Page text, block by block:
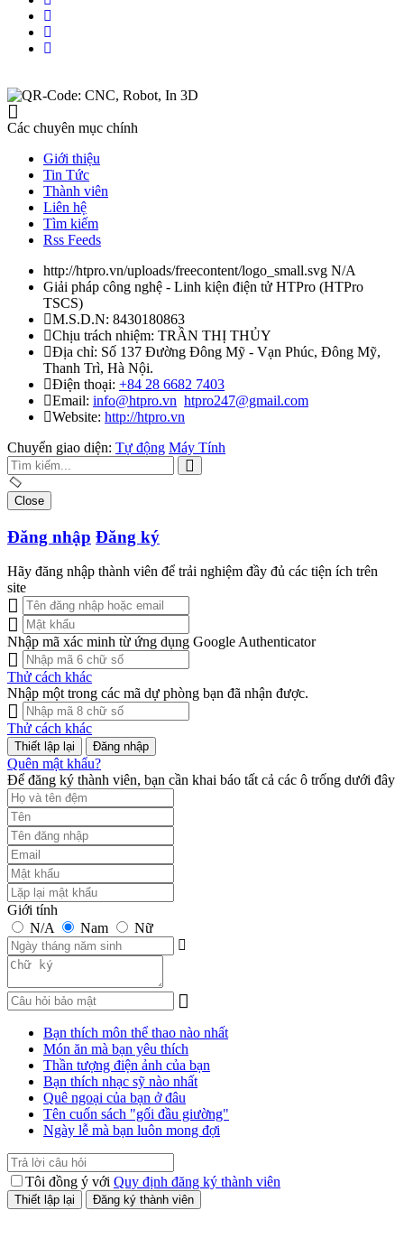
Các chuyên mục chính
Giới thiệu
Tin Tức
Thành viên
Liên hệ
Tìm kiếm
Rss Feeds
http://htpro.vn/uploads/freecontent/logo_small.svg N/A
Giải pháp công nghệ - Linh kiện điện tử HTPro (HTPro
TSCS)
M.S.D.N: 8430180863
Chịu trách nhiệm: TRẦN THỊ THỦY
Địa chỉ: Số 137 Đường Đông Mỹ - Vạn Phúc, Đông Mỹ,
Thanh Trì, Hà Nội.
Điện thoại: +84 28 6682 7403
Email: info@htpro.vn htpro247@gmail.com
Website: http://htpro.vn
Chuyển giao diện: Tự động Máy Tính
Close
Đăng nhập Đăng ký
Hãy đăng nhập thành viên để trải nghiệm đầy đủ các tiện ích trên
site
Nhập mã xác minh từ ứng dụng Google Authenticator
Thử cách khác
Nhập một trong các mã dự phòng bạn đã nhận được.
Thử cách khác
Đăng nhập
Quên mật khẩu?
Để đăng ký thành viên, bạn cần khai báo tất cả các ô trống dưới đây
Giới tính
N/A
Nam Nữ
Bạn thích môn thể thao nào nhất
Món ăn mà bạn yêu thích
Thần tượng điện ảnh của bạn
Bạn thích nhạc sỹ nào nhất
Quê ngoại của bạn ở đâu
Tên cuốn sách "gối đầu giường"
Ngày lễ mà bạn luôn mong đợi
Tôi đồng ý với Quy định đăng ký thành viên